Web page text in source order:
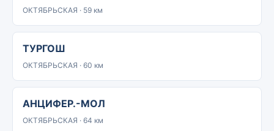
ОКТЯБРЬСКАЯ · 59 км
ТУРГОШ
ОКТЯБРЬСКАЯ · 60 км
АНЦИФЕР.-МОЛ
ОКТЯБРЬСКАЯ · 64 км